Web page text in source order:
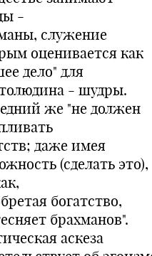
-
служение
оценивается как
дело" для
- шудры.
же "не должен
даже имея
(сделать это),
богатство,
брахманов".
аскеза